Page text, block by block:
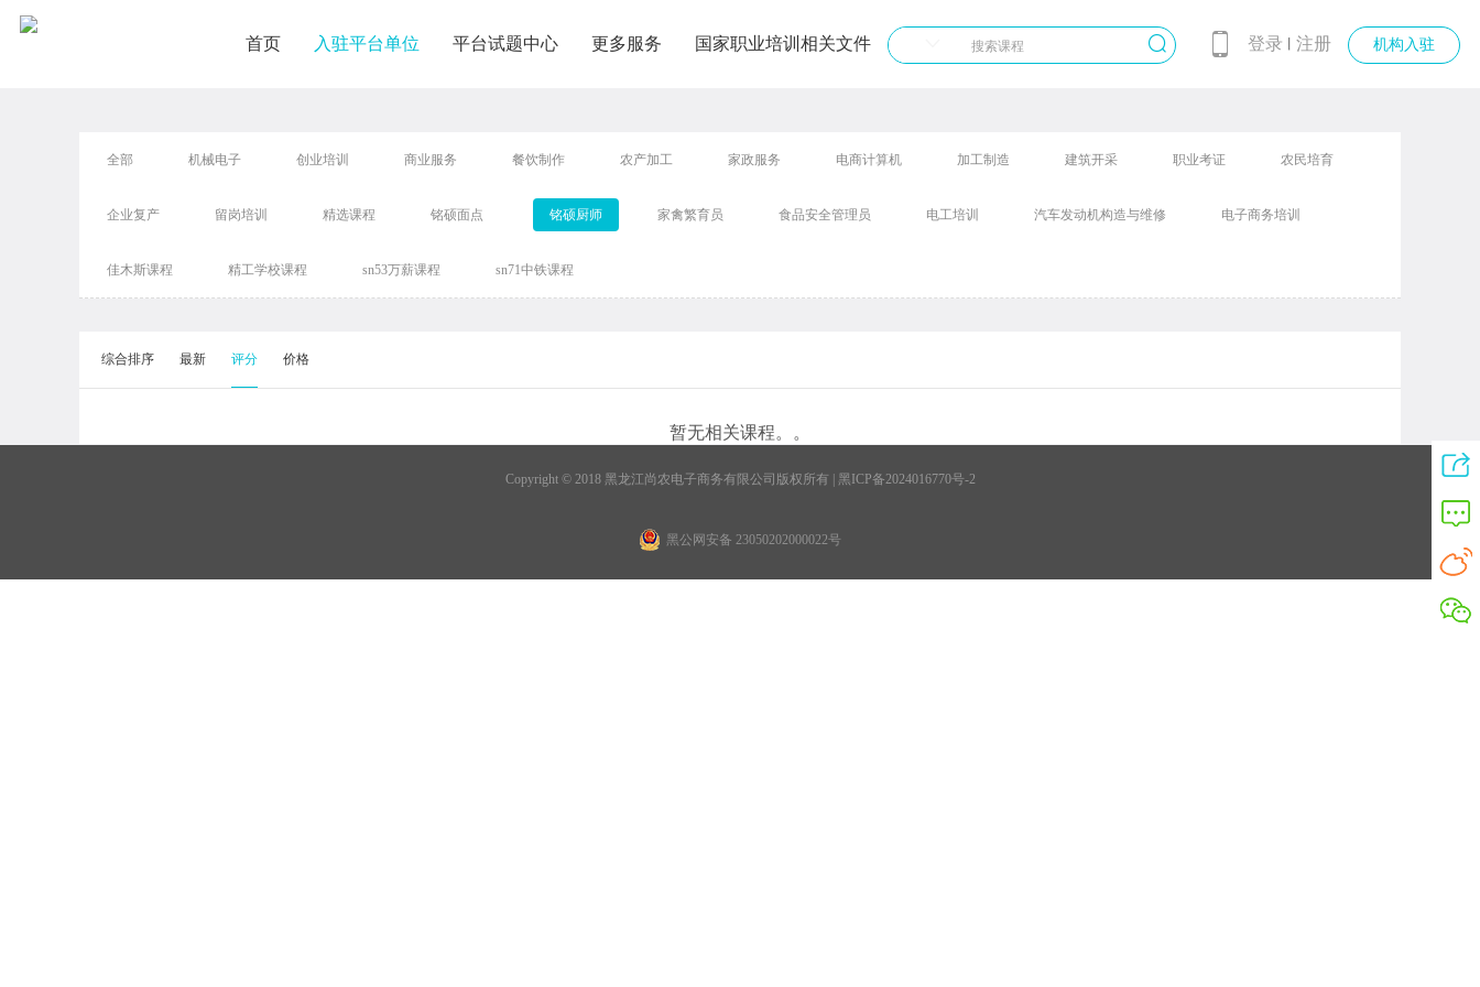
首页 入驻平台单位 平台试题中心 更多服务 国家职业培训相关文件 登录 注册 机构入驻
全部 机械电子 创业培训 商业服务 餐饮制作 农产加工 家政服务 电商计算机 加工制造 建筑开采 职业考证 农民培育
企业复产 留岗培训 精选课程 铭硕面点 铭硕厨师 家禽繁育员 食品安全管理员 电工培训 汽车发动机构造与维修 电子商务培训
佳木斯课程 精工学校课程 sn53万薪课程 sn71中铁课程
综合排序 最新 评分 价格
暂无相关课程。。
Copyright © 2018 黑龙江尚农电子商务有限公司版权所有 | 黑ICP备2024016770号-2
黑公网安备 23050202000022号